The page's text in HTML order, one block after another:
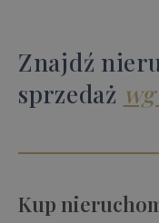
Znajdź
sprzedaż
Kup